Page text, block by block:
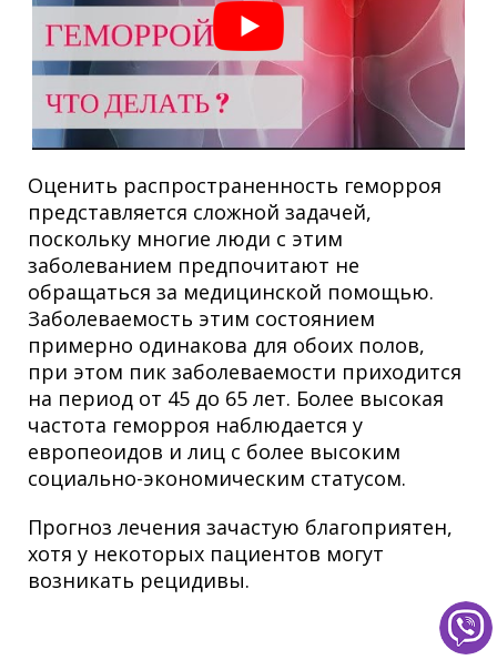
Оценить распространенность геморроя
представляется сложной задачей,
поскольку многие люди с этим
заболеванием предпочитают не
обращаться за медицинской помощью.
Заболеваемость этим состоянием
примерно одинакова для обоих полов,
при этом пик заболеваемости приходится
на период от 45 до 65 лет. Более высокая
частота геморроя наблюдается у
европеоидов и лиц с более высоким
социально-экономическим статусом.
Прогноз лечения зачастую благоприятен,
хотя у некоторых пациентов могут
возникать рецидивы.